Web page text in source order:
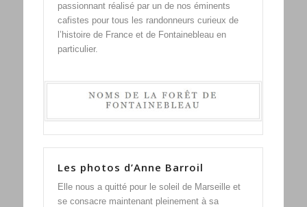
passionnant réalisé par un de nos éminents
cafistes pour tous les randonneurs curieux de
l’histoire de France et de Fontainebleau en
particulier.
Les photos d’Anne Barroil
Elle nous a quitté pour le soleil de Marseille et
se consacre maintenant pleinement à sa